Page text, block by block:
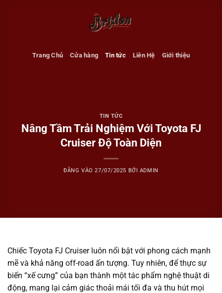
Trang Chủ Cửa hàng Tin tức Liên Hệ Giới thiệu
TIN TỨC
Nâng Tầm Trải Nghiệm Với Toyota FJ
Cruiser Độ Toàn Diện
ĐĂNG VÀO27/07/2025 BỞI ADMIN
Chiếc Toyota FJ Cruiser luôn nổi bật với phong cách mạnh
mẽ và khả năng off-road ấn tượng. Tuy nhiên, để thực sự
biến “xế cưng” của bạn thành một tác phẩm nghệ thuật di
động, mang lại cảm giác thoải mái tối đa và thu hút mọi